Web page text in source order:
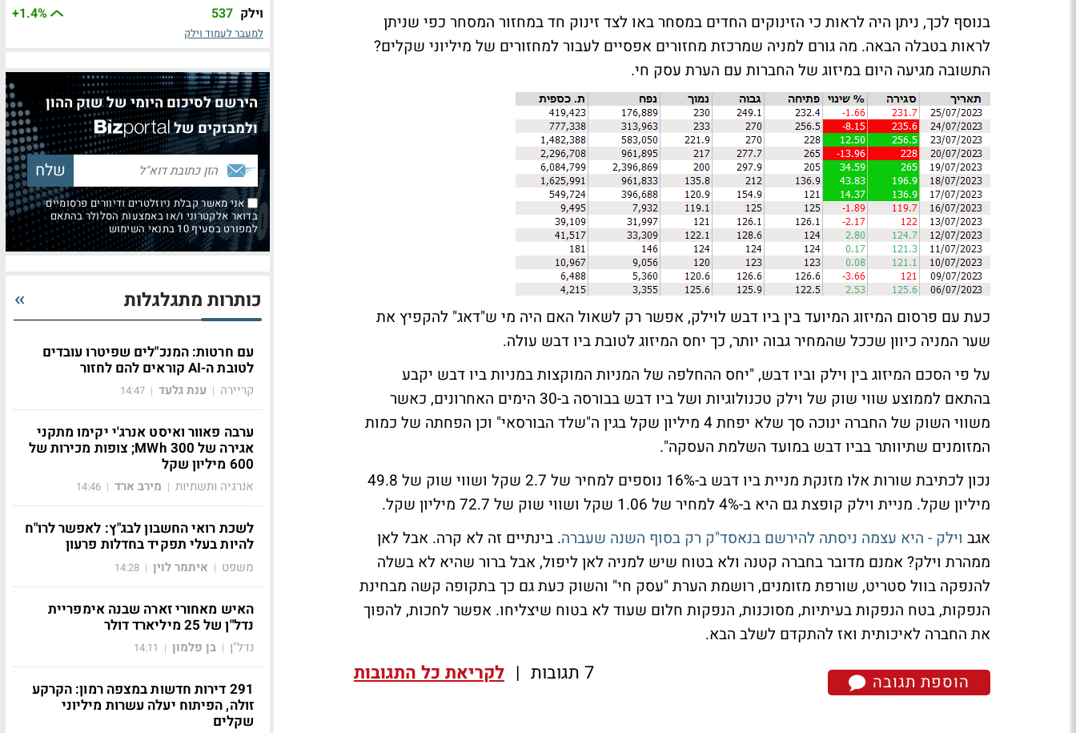
בנוסף לכך, ניתן היה לראות כי הזינוקים החדים במסחר באו לצד זינוק חד במחזור המסחר כפי שניתן
לראות בטבלה הבאה. מה גורם למניה שמרכזת מחזורים אפסיים לעבור למחזורים של מיליוני שקלים?
התשובה מגיעה היום במיזוג של החברות עם הערת עסק חי.
כעת עם פרסום המיזוג המיועד בין ביו דבש לוילק, אפשר רק לשאול האם היה מי ש"דאג" להקפיץ את
שער המניה כיוון שככל שהמחיר גבוה יותר, כך יחס המיזוג לטובת ביו דבש עולה.
על פי הסכם המיזוג בין וילק וביו דבש, "יחס ההחלפה של המניות המוקצות במניות ביו דבש יקבע
בהתאם לממוצע שווי שוק של וילק טכנולוגיות ושל ביו דבש בבורסה ב-30 הימים האחרונים, כאשר
משווי השוק של החברה ינוכה סך שלא יפחת 4 מיליון שקל בגין ה"שלד הבורסאי" וכן הפחתה של כמות
המזומנים שתיוותר בביו דבש במועד השלמת העסקה".
נכון לכתיבת שורות אלו מזנקת מניית ביו דבש ב-16% נוספים למחיר של 2.7 שקל ושווי שוק של 49.8
מיליון שקל. מניית וילק קופצת גם היא ב-4% למחיר של 1.06 שקל ושווי שוק של 72.7 מיליון שקל.
אגב וילק - היא עצמה ניסתה להירשם בנאסד"ק רק בסוף השנה שעברה. בינתיים זה לא קרה. אבל לאן
ממהרת וילק? אמנם מדובר בחברה קטנה ולא בטוח שיש למניה לאן ליפול, אבל ברור שהיא לא בשלה
להנפקה בוול סטריט, שורפת מזומנים, רושמת הערת "עסק חי" והשוק כעת גם כך בתקופה קשה מבחינת
הנפקות, בטח הנפקות בעיתיות, מסוכנות, הנפקות חלום שעוד לא בטוח שיצליחו. אפשר לחכות, להפוך
את החברה לאיכותית ואז להתקדם לשלב הבא.
הוספת תגובה 7 תגובות | לקריאת כל התגובות
וילק 537
+1.4%
למעבר לעמוד וילק
הירשם לסיכום היומי של שוק ההון
ולמבזקים של
אני מאשר קבלת ניוזלטרים ודיוורים פרסומיים
בדואר אלקטרוני ו/או באמצעות הסלולר בהתאם
למפורט בסעיף 10 בתנאי השימוש
כותרות מתגלגלות
עם חרטות: המנכ"לים שפיטרו עובדים
לטובת ה-AI קוראים להם לחזור
קריירה | ענת גלעד |
14:47
ערבה פאוור ואיסט אנרג'י יקימו מתקני
אגירה של 300 MWh; צופות מכירות של
600 מיליון שקל
אנרגיה ותשתיות | מירב ארד |
14:46
לשכת רואי החשבון לבג"ץ: לאפשר לרו"ח
להיות בעלי תפקיד בחדלות פרעון
משפט | איתמר לוין |
14:28
האיש מאחורי זארה שבנה אימפריית
נדל"ן של 25 מיליארד דולר
נדל"ן | בן פלמון |
14:11
291 דירות חדשות במצפה רמון: הקרקע
זולה, הפיתוח יעלה עשרות מיליוני
שקלים